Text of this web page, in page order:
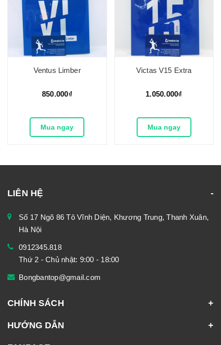
Ventus Limber
850.000₫
Mua ngay
Victas V15 Extra
1.050.000₫
Mua ngay
LIÊN HỆ
Số 17 Ngõ 86 Tô Vĩnh Diện, Khương Trung, Thanh Xuân,
Hà Nội
0912345.818
Thứ 2 - Chủ nhật: 9:00 - 18:00
Bongbantop@gmail.com
CHÍNH SÁCH
HƯỚNG DẪN